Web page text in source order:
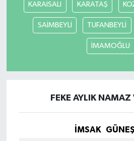
KARAISALI KARATAŞ
SAİMBEYLİ TUFANBEYLİ
İMAMOĞLU
FEKE AYLIK NAMAZ
İMSAK GÜNEŞ